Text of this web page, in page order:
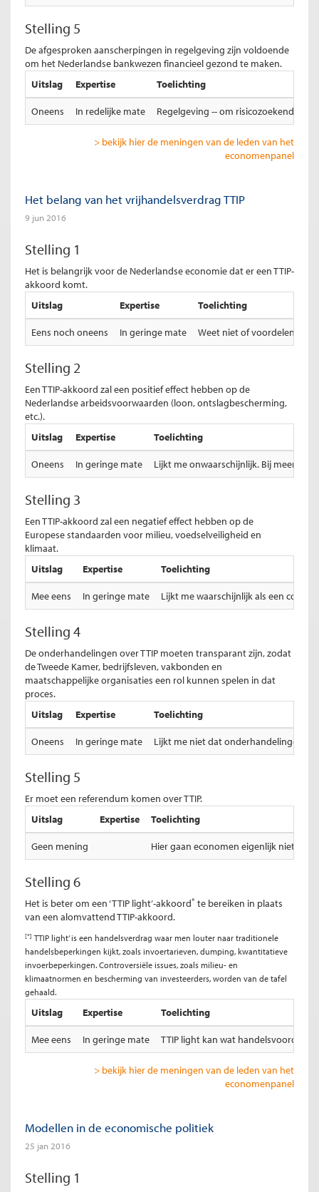
Stelling 5
De afgesproken aanscherpingen in regelgeving zijn voldoende
om het Nederlandse bankwezen financieel gezond te maken.
Uitslag
Expertise Toelichting
Oneens In redelijke mate Regelgeving -- om risicozoekend
> bekijk hier de meningen van de leden van het
economenpanel
Het belang van het vrijhandelsverdrag TTIP
9 jun 2016
Stelling 1
Het is belangrijk voor de Nederlandse economie dat er een TTIP-
akkoord komt.
Uitslag
Expertise Toelichting
Eens noch oneens In geringe mate Weet niet of voordelen in
Stelling 2
Een TTIP-akkoord zal een positief effect hebben op de
Nederlandse arbeidsvoorwaarden (loon, ontslagbescherming,
etc.).
Uitslag
Expertise Toelichting
Oneens In geringe mate Lijkt me onwaarschijnlijk. Bij meer
Stelling 3
Een TTIP-akkoord zal een negatief effect hebben op de
Europese standaarden voor milieu, voedselveiligheid en
klimaat.
Uitslag
Expertise Toelichting
Mee eens In geringe mate Lijkt me waarschijnlijk als een
Stelling 4
De onderhandelingen over TTIP moeten transparant zijn, zodat
de Tweede Kamer, bedrijfsleven, vakbonden en
maatschappelijke organisaties een rol kunnen spelen in dat
proces.
Uitslag
Expertise Toelichting
Oneens In geringe mate Lijkt me niet dat onderhandelingen
Stelling 5
Er moet een referendum komen over TTIP.
Uitslag
Expertise Toelichting
Geen mening Hier gaan economen eigenlijk niet
Stelling 6
Het is beter om een ‘TTIP light’-akkoord* te bereiken in plaats
van een alomvattend TTIP-akkoord.
[*] TTIP light’ is een handelsverdrag waar men louter naar traditionele
handelsbeperkingen kijkt, zoals invoertarieven, dumping, kwantitatieve
invoerbeperkingen. Controversiële issues, zoals milieu- en
klimaatnormen en bescherming van investeerders, worden van de tafel
gehaald.
Uitslag Expertise Toelichting
Mee eens In geringe mate TTIP light kan wat
> bekijk hier de meningen van de leden van het
economenpanel
Modellen in de economische politiek
25 jan 2016
Stelling 1